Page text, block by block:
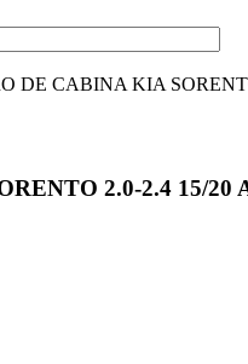
DE CABINA KIA
2.0-2.4 15/20